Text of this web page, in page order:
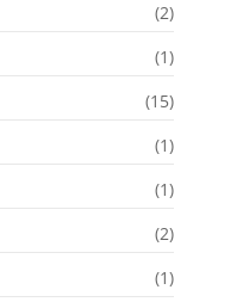
(2)
(1)
(15)
(1)
(1)
(2)
(1)